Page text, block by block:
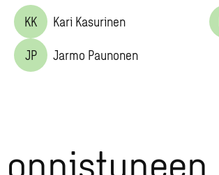
KK Kari Kasurinen
JP Jarmo Paunonen